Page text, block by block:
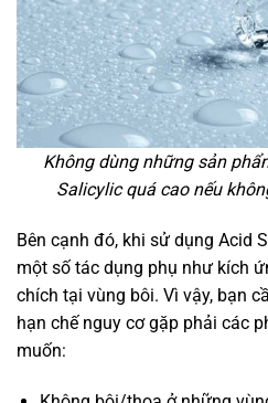
Không dùng những sản
Salicylic quá cao nếu
Bên cạnh đó, khi sử dụng Acid
một số tác dụng phụ như kích
chích tại vùng bôi. Vì vậy, bạn
hạn chế nguy cơ gặp phải các
muốn: